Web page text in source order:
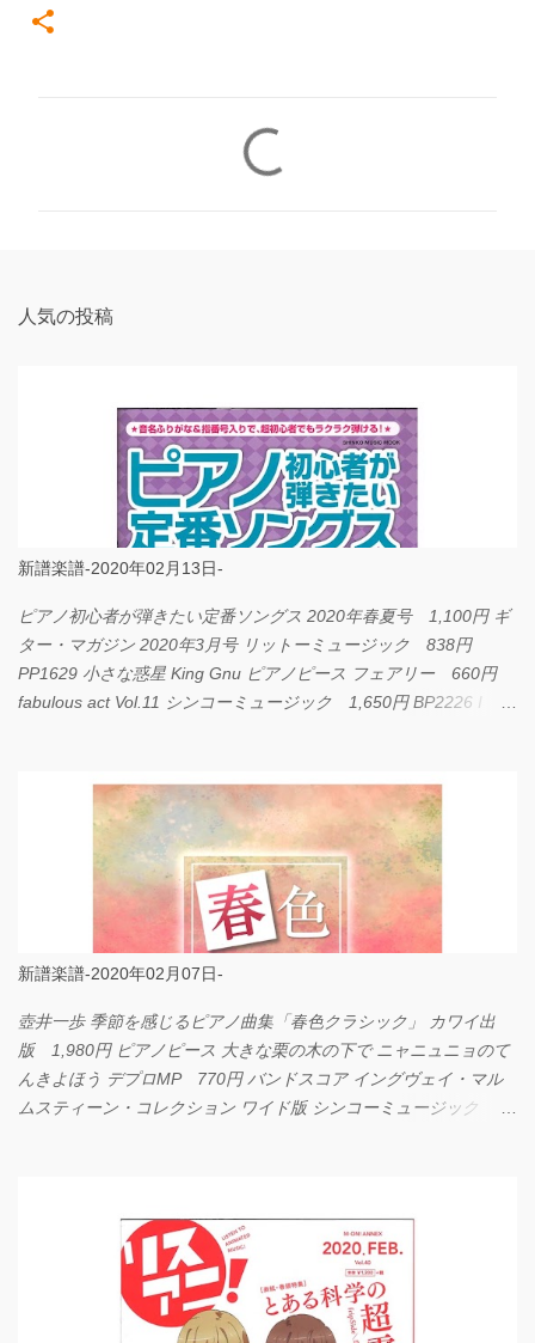
人気の投稿
新譜楽譜-2020年02月13日-
ピアノ初心者が弾きたい定番ソングス 2020年春夏号 1,100円 ギ
ター・マガジン 2020年3月号 リットーミュージック 838円
PP1629 小さな惑星 King Gnu ピアノピース フェアリー 660円
fabulous act Vol.11 シンコーミュージック 1,650円 BP2226 I
新譜楽譜-2020年02月07日-
壺井一歩 季節を感じるピアノ曲集「春色クラシック」 カワイ出
版 1,980円 ピアノピース 大きな栗の木の下で ニャニュニョのて
んきよほう デプロMP 770円 バンドスコア イングヴェイ・マル
ムスティーン・コレクション ワイド版 シンコーミュージック